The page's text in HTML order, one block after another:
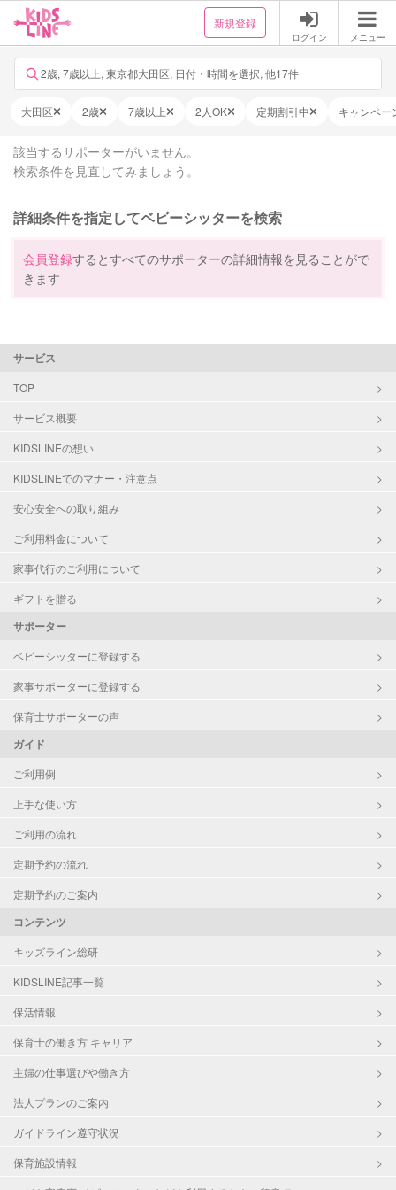
新規登録
ログイン メニュー
2歳, 7歳以上, 東京都大田区, 日付・時間を選択, 他17件
大田区 2歳 7歳以上 2人OK 定期割引中 キャンペー
該当するサポーターがいません。
検索条件を見直してみましょう。
詳細条件を指定してベビーシッターを検索
会員登録するとすべてのサポーターの詳細情報を見ることがで
きます
サービス
TOP
サービス概要
KIDSLINEの想い
KIDSLINEでのマナー・注意点
安心安全への取り組み
ご利用料金について
家事代行のご利用について
ギフトを贈る
サポーター
ベビーシッターに登録する
家事サポーターに登録する
保育士サポーターの声
ガイド
ご利用例
上手な使い方
ご利用の流れ
定期予約の流れ
定期予約のご案内
コンテンツ
キッズライン総研
KIDSLINE記事一覧
保活情報
保育士の働き方 キャリア
主婦の仕事選びや働き方
法人プランのご案内
ガイドライン遵守状況
保育施設情報